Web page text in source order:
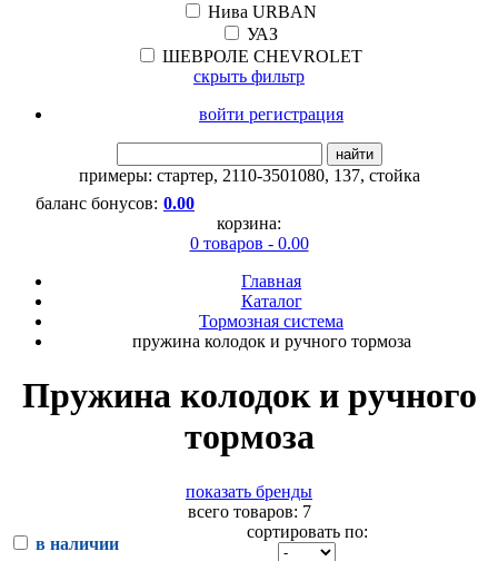
Нива URBAN
УАЗ
ШЕВРОЛЕ CHEVROLET
скрыть фильтр
войти регистрация
найти
примеры: стартер, 2110-3501080, 137, стойка
баланс бонусов: 0.00
корзина:
0 товаров - 0.00
Главная
Каталог
Тормозная система
пружина колодок и ручного тормоза
Пружина колодок и ручного
тормоза
показать бренды
всего товаров: 7
в наличии
сортировать по: